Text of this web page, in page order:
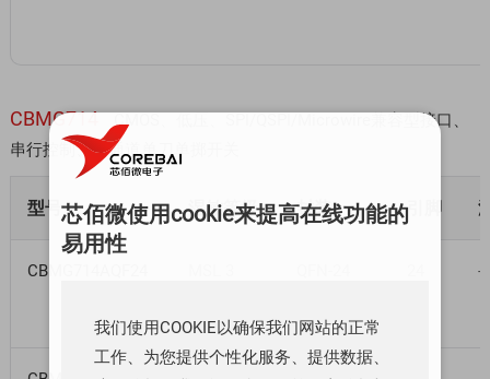
CBMG714
CMOS、低压、SPI/QSPI/Microwire兼容型接口、
串行控制、八通道单刀单掷开关
型号 湿敏等级 封装 引脚
CBMG714AQF24 -
芯佰微使用cookie来提高在线功能的
易用性
我们使用COOKIE以确保我们网站的正常
工作、为您提供个性化服务、提供数据、